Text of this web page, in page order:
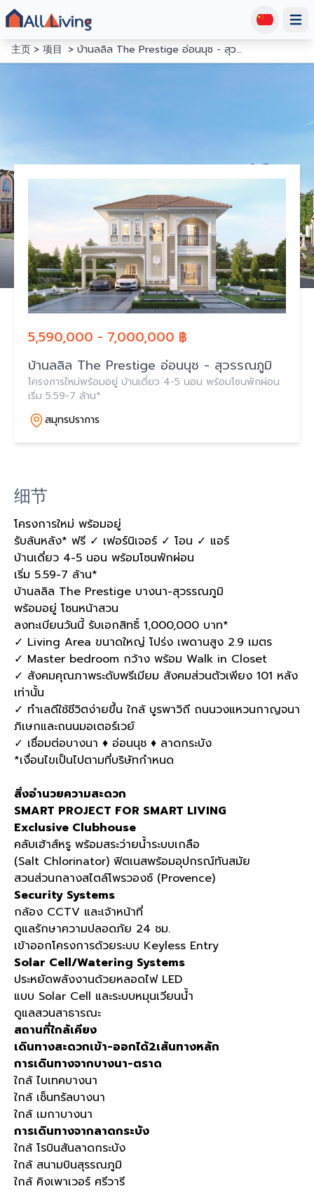
主页
项目 บ้านลลิล The Prestige อ่อนนุช - สุวรรณภูมิ
5,590,000 - 7,000,000 ฿
บ้านลลิล The Prestige อ่อนนุช - สุวรรณภูมิ
โครงการใหม่พร้อมอยู่ บ้านเดี่ยว 4-5 นอน พร้อมโซนพักผ่อน
เริ่ม 5.59-7 ล้าน*
สมุทรปราการ
细节
โครงการใหม่ พร้อมอยู่
รับล้นหลัง* ฟรี ✓ เฟอร์นิเจอร์ ✓ โอน ✓ แอร์
บ้านเดี่ยว 4-5 นอน พร้อมโซนพักผ่อน
เริ่ม 5.59-7 ล้าน*
บ้านลลิล The Prestige บางนา-สุวรรณภูมิ
พร้อมอยู่ โซนหน้าสวน
ลงทะเบียนวันนี้ รับเอกสิทธิ์ 1,000,000 บาท*
✓ Living Area ขนาดใหญ่ โปร่ง เพดานสูง 2.9 เมตร
✓ Master bedroom กว้าง พร้อม Walk in Closet
✓ สังคมคุณภาพระดับพรีเมียม สังคมส่วนตัวเพียง 101 หลัง
เท่านั้น
✓ ทำเลดีใช้ชีวิตง่ายขึ้น ใกล้ บูรพาวิถี ถนนวงแหวนกาญจนา
ภิเษกและถนนมอเตอร์เวย์
✓ เชื่อมต่อบางนา ♦ อ่อนนุช ♦ ลาดกระบัง
*เงื่อนไขเป็นไปตามที่บริษัทกำหนด
สิ่งอำนวยความสะดวก
SMART PROJECT FOR SMART LIVING
Exclusive Clubhouse
คลับเฮ้าส์หรู พร้อมสระว่ายน้ำระบบเกลือ
(Salt Chlorinator) ฟิตเนสพร้อมอุปกรณ์ทันสมัย
สวนส่วนกลางสไตล์โพรวองซ์ (Provence)
Security Systems
กล้อง CCTV และเจ้าหน้าที่
ดูแลรักษาความปลอดภัย 24 ชม.
เข้าออกโครงการด้วยระบบ Keyless Entry
Solar Cell/Watering Systems
ประหยัดพลังงานด้วยหลอดไฟ LED
แบบ Solar Cell และระบบหมุนเวียนน้ำ
ดูแลสวนสาธารณะ
สถานที่ใกล้เคียง
เดินทางสะดวกเข้า-ออกได้2เส้นทางหลัก
การเดินทางจากบางนา-ตราด
ใกล้ ไบเทคบางนา
ใกล้ เซ็นทรัลบางนา
ใกล้ เมกาบางนา
การเดินทางจากลาดกระบัง
ใกล้ โรบินสันลาดกระบัง
ใกล้ สนามบินสุรรณภูมิ
ใกล้ คิงเพาเวอร์ ศรีวารี